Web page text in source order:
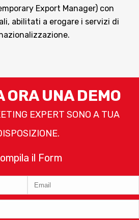
Export Manager) con
abilitati a erogare i servizi di
ORA UNA DEMO
EXPERT SONO A TUA
il Form